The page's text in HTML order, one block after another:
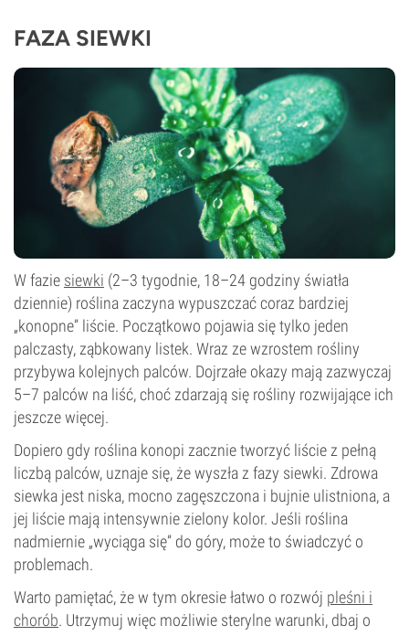
FAZA SIEWKI
W fazie siewki (2–3 tygodnie, 18–24 godziny światła
dziennie) roślina zaczyna wypuszczać coraz bardziej
„konopne” liście. Początkowo pojawia się tylko jeden
palczasty, ząbkowany listek. Wraz ze wzrostem rośliny
przybywa kolejnych palców. Dojrzałe okazy mają zazwyczaj
5–7 palców na liść, choć zdarzają się rośliny rozwijające ich
jeszcze więcej.
Dopiero gdy roślina konopi zacznie tworzyć liście z pełną
liczbą palców, uznaje się, że wyszła z fazy siewki. Zdrowa
siewka jest niska, mocno zagęszczona i bujnie ulistniona, a
jej liście mają intensywnie zielony kolor. Jeśli roślina
nadmiernie „wyciąga się” do góry, może to świadczyć o
problemach.
Warto pamiętać, że w tym okresie łatwo o rozwój pleśni i
chorób. Utrzymuj więc możliwie sterylne warunki, dbaj o